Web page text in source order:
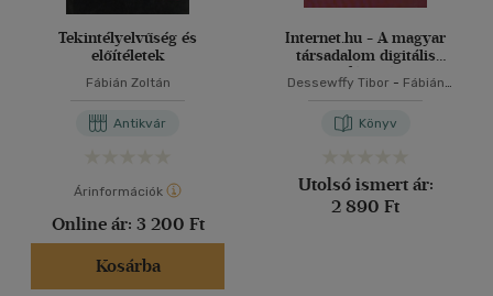
Tekintélyelvűség és
előítéletek
Fábián Zoltán
Antikvár
Árinformációk
Online ár: 3 200 Ft
Kosárba
Internet.hu - A magyar
társadalom digitális
gyorsfényképe 2.
Dessewffy Tibor - Fábián
Könyv
Utolsó ismert ár:
2 890 Ft